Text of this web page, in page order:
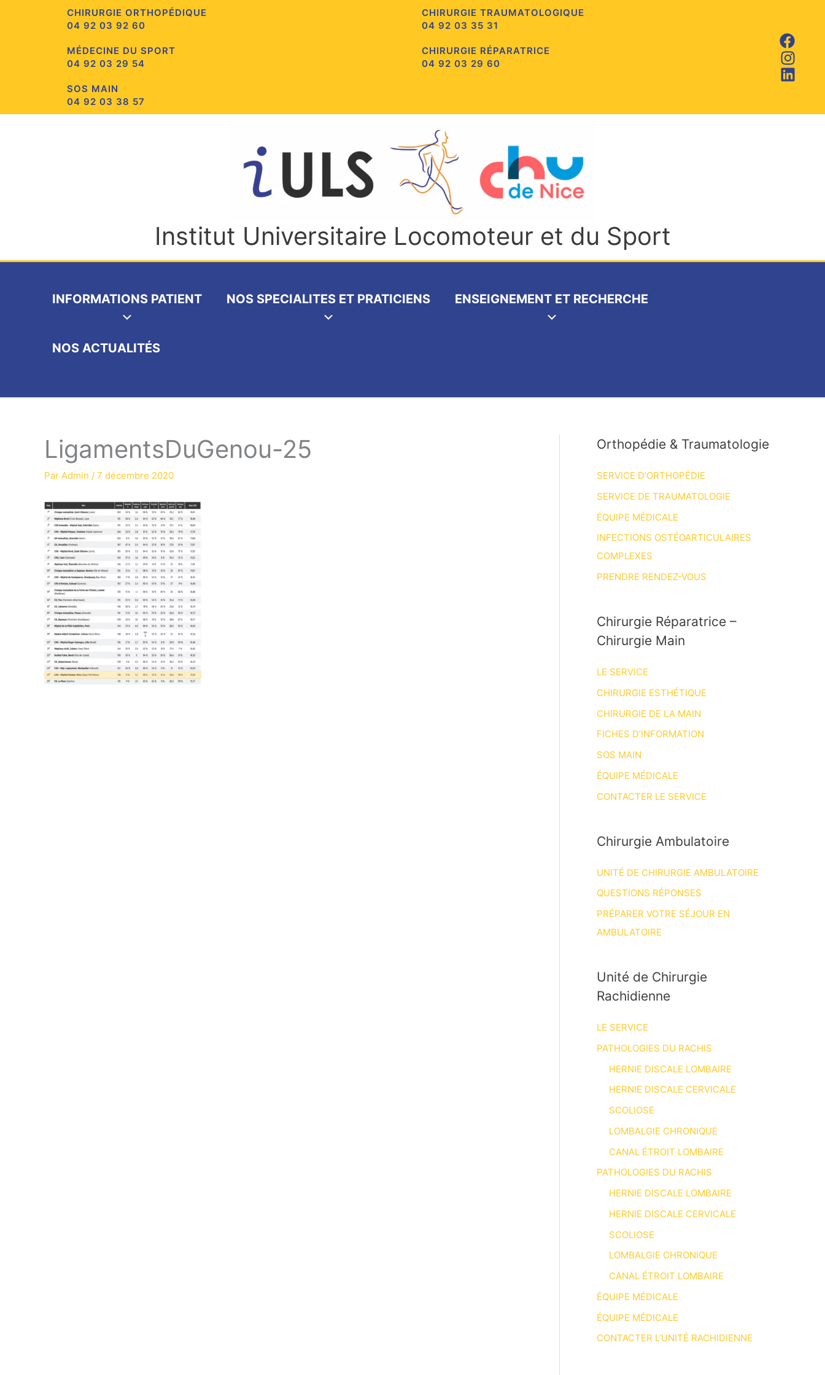
CHIRURGIE ORTHOPÉDIQUE
04 92 03 92 60
CHIRURGIE TRAUMATOLOGIQUE
04 92 03 35 31
MÉDECINE DU SPORT
04 92 03 29 54
CHIRURGIE RÉPARATRICE
04 92 03 29 60
SOS MAIN
04 92 03 38 57
Institut Universitaire Locomoteur et du Sport
INFORMATIONS PATIENT NOS SPECIALITES ET PRATICIENS ENSEIGNEMENT ET RECHERCHE
NOS ACTUALITÉS
LigamentsDuGenou-25
Par Admin / 7 décembre 2020
Orthopédie & Traumatologie
SERVICE D’ORTHOPÉDIE
SERVICE DE TRAUMATOLOGIE
ÉQUIPE MÉDICALE
INFECTIONS OSTÉOARTICULAIRES
COMPLEXES
PRENDRE RENDEZ-VOUS
Chirurgie Réparatrice –
Chirurgie Main
LE SERVICE
CHIRURGIE ESTHÉTIQUE
CHIRURGIE DE LA MAIN
FICHES D’INFORMATION
SOS MAIN
ÉQUIPE MÉDICALE
CONTACTER LE SERVICE
Chirurgie Ambulatoire
UNITÉ DE CHIRURGIE AMBULATOIRE
QUESTIONS RÉPONSES
PRÉPARER VOTRE SÉJOUR EN
AMBULATOIRE
Unité de Chirurgie
Rachidienne
LE SERVICE
PATHOLOGIES DU RACHIS
HERNIE DISCALE LOMBAIRE
HERNIE DISCALE CERVICALE
SCOLIOSE
LOMBALGIE CHRONIQUE
CANAL ÉTROIT LOMBAIRE
PATHOLOGIES DU RACHIS
HERNIE DISCALE LOMBAIRE
HERNIE DISCALE CERVICALE
SCOLIOSE
LOMBALGIE CHRONIQUE
CANAL ÉTROIT LOMBAIRE
ÉQUIPE MÉDICALE
ÉQUIPE MÉDICALE
CONTACTER L’UNITÉ RACHIDIENNE